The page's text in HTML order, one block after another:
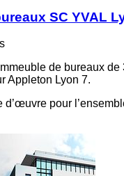
SC YVAL
de bureaux de
Appleton Lyon 7.
d’œuvre pour